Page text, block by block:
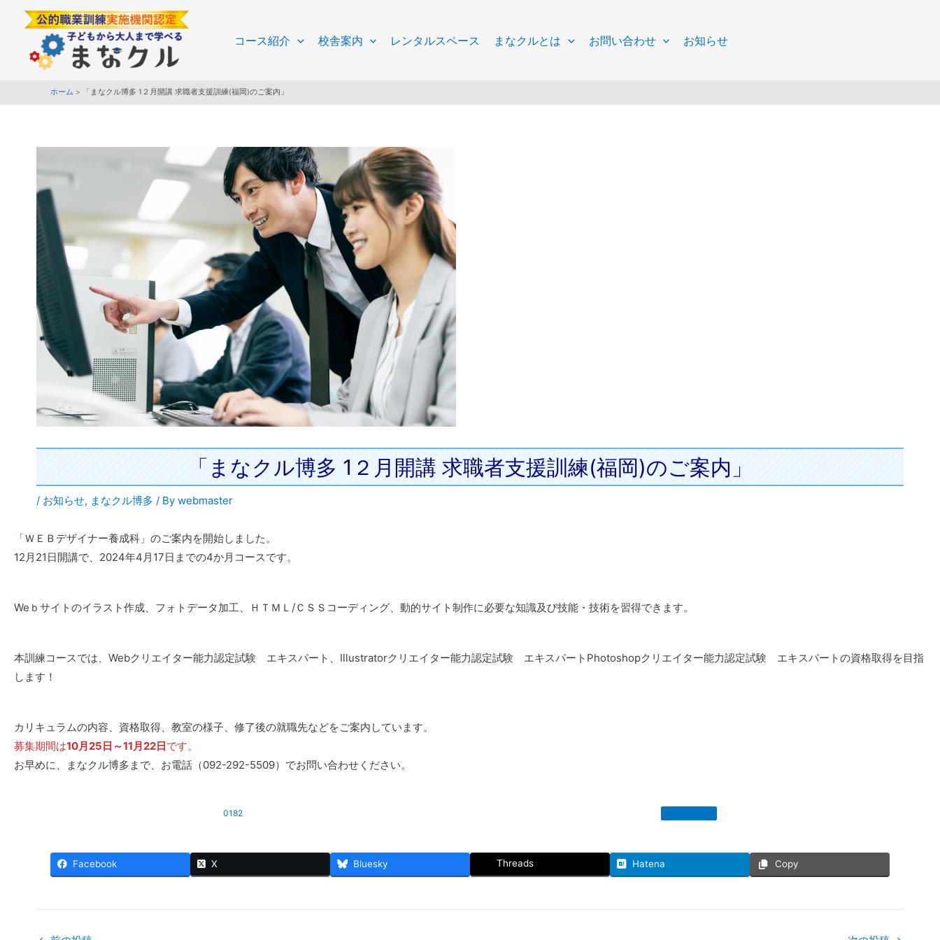
ッ
コース紹介 校舎案内 レンタルスペース まなクルとは お問い合わせ お知らせ
ホーム 「まなクル博多 1２月開講 求職者支援訓練(福岡)のご案内」
「まなクル博多 1２月開講 求職者支援訓練(福岡)のご案内」
/ お知らせ, まなクル博多 / By webmaster
「ＷＥＢデザイナー養成科」のご案内を開始しました。
12月21日開講で、2024年4月17日までの4か月コースです。
Weｂサイトのイラスト作成、フォトデータ加工、ＨＴＭＬ/ＣＳＳコーディング、動的サイト制作に必要な知識及び技能・技術を習得できます。
本訓練コースでは、Webクリエイター能力認定試験 エキスパート、Illustratorクリエイター能力認定試験 エキスパートPhotoshopクリエイター能力認定試験 エキスパートの資格取得を目指
します！
カリキュラムの内容、資格取得、教室の様子、修了後の就職先などをご案内しています。
募集期間は10月25日～11月22日です。
お早めに、まなクル博多まで、お電話（092-292-5509）でお問い合わせください。
0182
Facebook X Bluesky Threads Hatena Copy
Post
navigation